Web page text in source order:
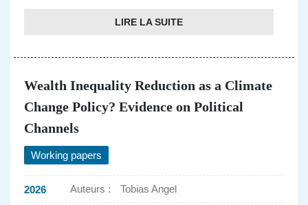
LIRE LA SUITE
Wealth Inequality Reduction as a Climate
Change Policy? Evidence on Political
Channels
Working papers
2026 Auteurs : Tobias Angel